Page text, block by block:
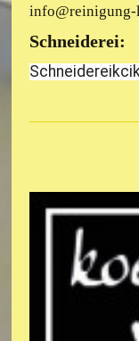
info@reinigung-
Schneiderei: